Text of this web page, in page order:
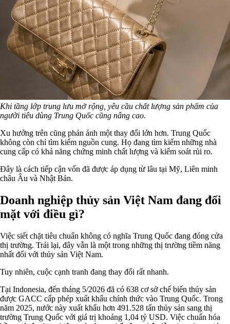
Khi tầng lớp trung lưu mở rộng, yêu cầu chất lượng sản phẩm của
người tiêu dùng Trung Quốc cũng nâng cao.
Xu hướng trên cũng phản ánh một thay đổi lớn hơn. Trung Quốc
không còn chỉ tìm kiếm nguồn cung. Họ đang tìm kiếm những nhà
cung cấp có khả năng chứng minh chất lượng và kiểm soát rủi ro.
Đây là cách tiếp cận vốn đã được áp dụng từ lâu tại Mỹ, Liên minh
châu Âu và Nhật Bản.
Doanh nghiệp thủy sản Việt Nam đang đối
mặt với điều gì?
Việc siết chặt tiêu chuẩn không có nghĩa Trung Quốc đang đóng cửa
thị trường. Trái lại, đây vẫn là một trong những thị trường tiềm năng
nhất đối với thủy sản Việt Nam.
Tuy nhiên, cuộc cạnh tranh đang thay đổi rất nhanh.
Tại Indonesia, đến tháng 5/2026 đã có 638 cơ sở chế biến thủy sản
được GACC cấp phép xuất khẩu chính thức vào Trung Quốc. Trong
năm 2025, nước này xuất khẩu hơn 491.528 tấn thủy sản sang thị
trường Trung Quốc với giá trị khoảng 1,04 tỷ USD. Việc chuẩn hóa